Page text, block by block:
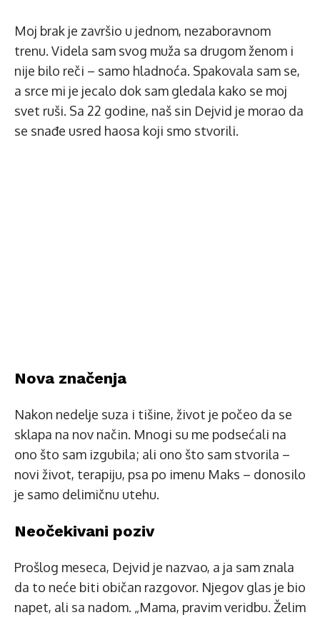
Moj brak je završio u jednom, nezaboravnom
trenu. Videla sam svog muža sa drugom ženom i
nije bilo reči – samo hladnoća. Spakovala sam se,
a srce mi je jecalo dok sam gledala kako se moj
svet ruši. Sa 22 godine, naš sin Dejvid je morao da
se snađe usred haosa koji smo stvorili.
Nova značenja
Nakon nedelje suza i tišine, život je počeo da se
sklapa na nov način. Mnogi su me podsećali na
ono što sam izgubila; ali ono što sam stvorila –
novi život, terapiju, psa po imenu Maks – donosilo
je samo delimičnu utehu.
Neočekivani poziv
Prošlog meseca, Dejvid je nazvao, a ja sam znala
da to neće biti običan razgovor. Njegov glas je bio
napet, ali sa nadom. „Mama, pravim veridbu. Želim